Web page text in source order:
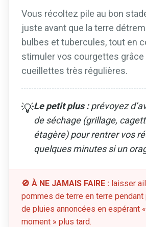
Vous récoltez pile au bon
juste avant que la terre
bulbes et tubercules, tout en
stimuler vos courgettes grâce
cueillettes très régulières.
💡Le petit plus :prévoyez
de séchage (grillage,
étagère) pour rentrer vos
quelques minutes si un
🚫 À NE JAMAIS FAIRE : laisser
pommes de terre en terre
de pluies annoncées en espérant
moment » plus tard.